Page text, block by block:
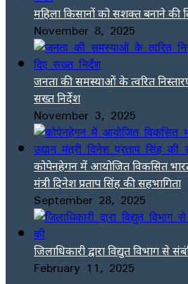
महिला किसानों को सशक्त बनाने की
November 8, 2025
जनता की समस्याओं के त्वरित
सख्त निर्देश
November 3, 2025
कोपेनहेगन में आयोजित विकसित
मंत्री दिनेश प्रताप सिंह की सहभागिता
September 28, 2025
जिलाधिकारी द्वारा विद्युत विभाग से
February 11, 2025